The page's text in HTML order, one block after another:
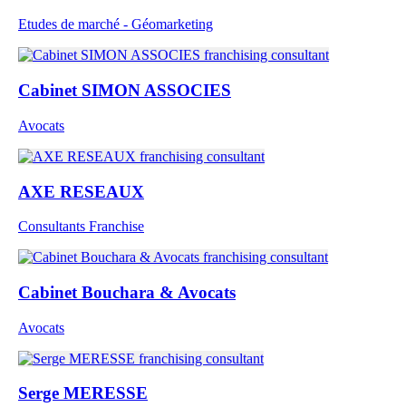
Etudes de marché - Géomarketing
Cabinet SIMON ASSOCIES
Avocats
AXE RESEAUX
Consultants Franchise
Cabinet Bouchara & Avocats
Avocats
Serge MERESSE